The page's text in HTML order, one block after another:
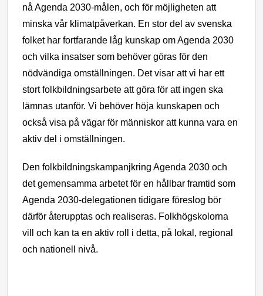
nå Agenda 2030-målen, och för möjligheten att
minska vår klimatpåverkan. En stor del av svenska
folket har fortfarande låg kunskap om Agenda 2030
och vilka insatser som behöver göras för den
nödvändiga omställningen. Det visar att vi har ett
stort folkbildningsarbete att göra för att ingen ska
lämnas utanför. Vi behöver höja kunskapen och
också visa på vägar för människor att kunna vara en
aktiv del i omställningen.
Den folkbildningskampanjkring Agenda 2030 och
det gemensamma arbetet för en hållbar framtid som
Agenda 2030-delegationen tidigare föreslog bör
därför återupptas och realiseras. Folkhögskolorna
vill och kan ta en aktiv roll i detta, på lokal, regional
och nationell nivå.